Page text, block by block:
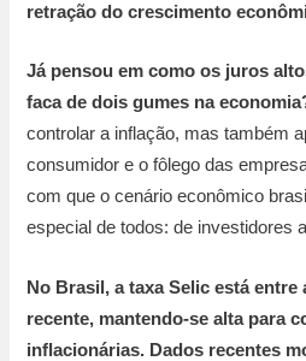
retração do crescimento
Já pensou em como os juros
faca de dois gumes na
controlar a inflação, mas também
consumidor e o fôlego das
com que o cenário econômico
especial de todos: de investidores
No Brasil, a taxa Selic está
recente, mantendo-se alta para
inflacionárias. Dados recentes